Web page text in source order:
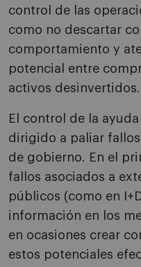
control de las
como no descartar
comportamiento y
potencial entre
activos desinvertidos.
El control de la
dirigido a paliar
de gobierno. En el
fallos asociados a
públicos (como en
información en los
en ocasiones crear
estos potenciales